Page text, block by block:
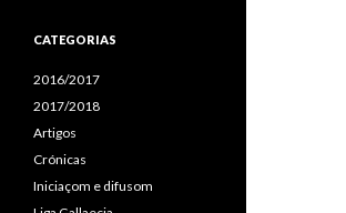
CATEGORIAS
2016/2017
2017/2018
Artigos
Crónicas
Iniciaçom e difusom